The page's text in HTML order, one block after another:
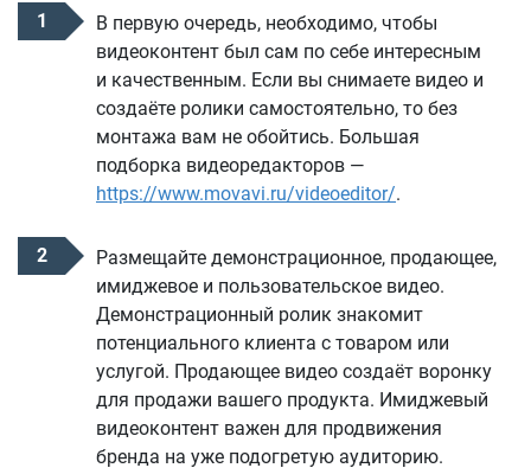
В первую очередь, необходимо, чтобы
видеоконтент был сам по себе интересным
и качественным. Если вы снимаете видео и
создаёте ролики самостоятельно, то без
монтажа вам не обойтись. Большая
подборка видеоредакторов —
https://www.movavi.ru/videoeditor/.
Размещайте демонстрационное, продающее,
имиджевое и пользовательское видео.
Демонстрационный ролик знакомит
потенциального клиента с товаром или
услугой. Продающее видео создаёт воронку
для продажи вашего продукта. Имиджевый
видеоконтент важен для продвижения
бренда на уже подогретую аудиторию.